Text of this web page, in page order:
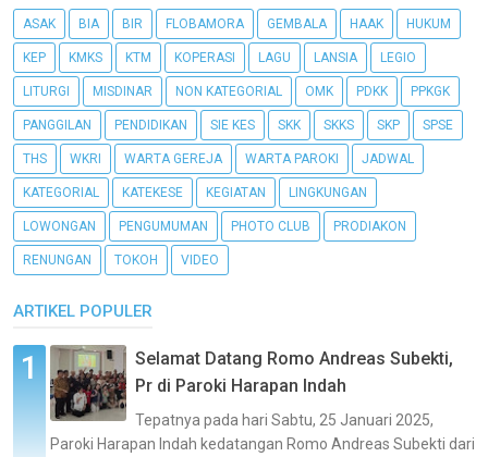
ASAK BIA BIR FLOBAMORA GEMBALA HAAK HUKUM
KEP KMKS KTM KOPERASI LAGU LANSIA LEGIO
LITURGI MISDINAR NON KATEGORIAL OMK PDKK PPKGK
PANGGILAN PENDIDIKAN SIE KES SKK SKKS SKP SPSE
THS WKRI WARTA GEREJA WARTA PAROKI JADWAL
KATEGORIAL KATEKESE KEGIATAN LINGKUNGAN
LOWONGAN PENGUMUMAN PHOTO CLUB PRODIAKON
RENUNGAN TOKOH VIDEO
ARTIKEL POPULER
Selamat Datang Romo Andreas Subekti,
Pr di Paroki Harapan Indah
Tepatnya pada hari Sabtu, 25 Januari 2025,
Paroki Harapan Indah kedatangan Romo Andreas Subekti dari